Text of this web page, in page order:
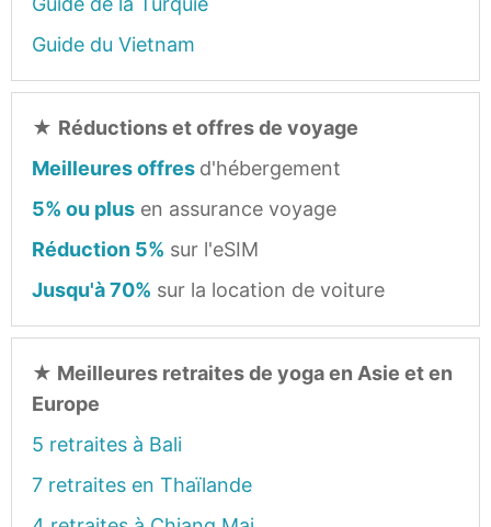
Guide du Vietnam
★ Réductions et offres de voyage
Meilleures offres d'hébergement
5% ou plus en assurance voyage
Réduction 5% sur l'eSIM
Jusqu'à 70% sur la location de voiture
★ Meilleures retraites de yoga en Asie et en
Europe
5 retraites à Bali
7 retraites en Thaïlande